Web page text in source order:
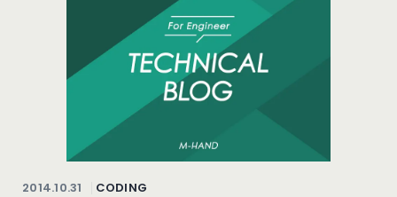
2014.10.31 CODING